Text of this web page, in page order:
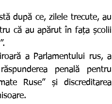
că au apărut în fața școlii
penală pentru
Ruse” și discreditarea